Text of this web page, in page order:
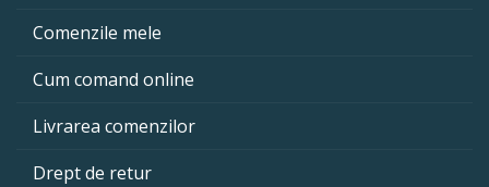
Comenzile mele
Cum comand online
Livrarea comenzilor
Drept de retur